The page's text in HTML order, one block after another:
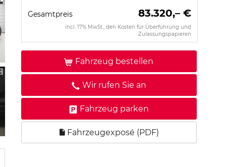
Gesamtpreis 83.320,– €
incl. 17% MwSt., den Kosten für Überführung und
Zulassungspapieren
Fahrzeug bestellen
Wir rufen Sie an
Fahrzeug parken
Fahrzeugexposé (PDF)